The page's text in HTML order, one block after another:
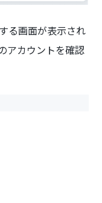
る画面が表示され
アカウントを確認